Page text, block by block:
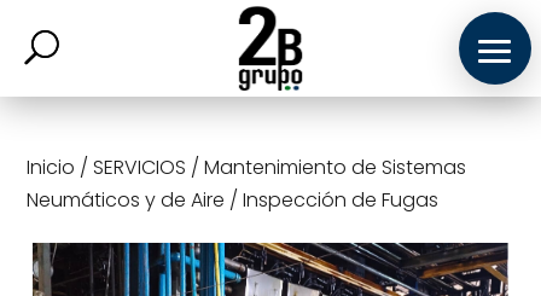
Inicio /SERVICIOS /Mantenimiento de Sistemas
Neumáticos y de Aire /Inspección de Fugas